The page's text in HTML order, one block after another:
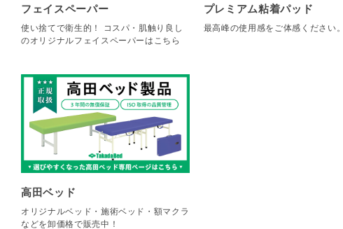
フェイスペーパー
使い捨てで衛生的！ コスパ・肌触り良し
のオリジナルフェイスペーパーはこちら
プレミアム粘着パッド
最高峰の使用感をご体感ください。
高田ベッド
オリジナルベッド・施術ベッド・額マクラ
などを卸価格で販売中！